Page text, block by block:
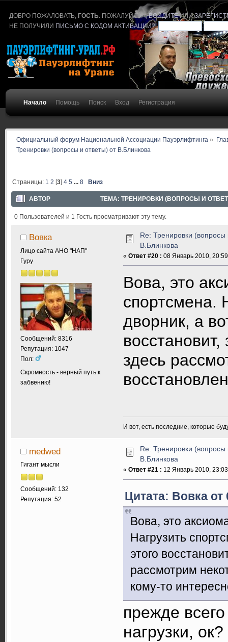
ДОБРО ПОЖАЛОВАТЬ,ГОСТЬ . ПОЖАЛУЙСТА,ВОЙДИТЕИЛИ
НЕ ПОЛУЧИЛИ ПИСЬМО С КОДОМ АКТИВАЦИИ?
Начало Помощь Поиск Вход Регистрация
Официальный форум Национальной Ассоциации Пауэрлифтинга »
Тренировки (вопросы и ответы) от В.Блинкова
Страницы: 1 2 [3]4 5 ...8 Вниз
АВТОР ТЕМА: ТРЕНИРОВКИ (ВОПРОСЫ И
0 Пользователей и 1 Гость просматривают эту тему.
Вовка
Лицо сайта АНО "НАП"
Гуру
Сообщений: 8316
Репутация: 1047
Пол:
Скромность - верный путь к
забвению!
Re: Тренировки (вопросы
В.Блинкова
« Ответ #20 : 08 Январь 2010,
Вова, это
спортсмена.
дворник, а
здесь
И вот, есть последние, которые
medwed
Гигант мысли
Сообщений: 132
Репутация: 52
Re: Тренировки (вопросы
В.Блинкова
« Ответ #21 : 12 Январь 2010,
Цитата: Вовка
Вова, это
Нагрузить
этого
рассмотрим
кому-то
прежде
нагрузки, ок?